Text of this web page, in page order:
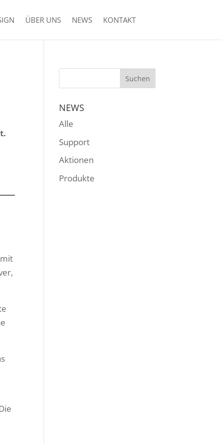
ÜBER UNS NEWS KONTAKT
NEWS
Alle
Support
Aktionen
Produkte